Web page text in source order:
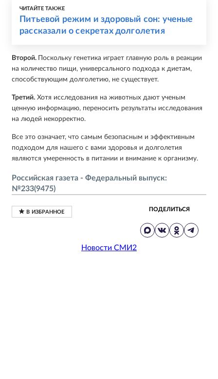
ЧИТАЙТЕ ТАКЖЕ
Питьевой режим и здоровый сон: ученые
рассказали о секретах долголетия
Второй. Поскольку генетика играет главную роль в реакции
на количество пищи, универсального подхода к диетам,
способствующим долголетию, не существует.
Третий. Хотя исследования на животных дают ученым
ценную информацию, переносить результаты исследования
на людей некорректно.
Все это означает, что самым безопасным и эффективным
подходом для нашего с вами здоровья и долголетия
являются умеренность в питании и внимание к организму.
Российская газета - Федеральный выпуск:
№233(9475)
ПОДЕЛИТЬСЯ
Новости СМИ2